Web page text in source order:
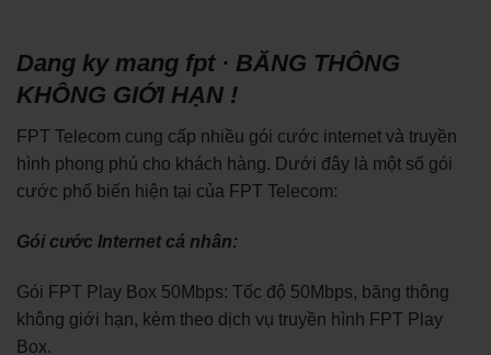
Dang ky mang fpt · BĂNG THÔNG
KHÔNG GIỚI HẠN !
FPT Telecom cung cấp nhiều gói cước internet và truyền
hình phong phú cho khách hàng. Dưới đây là một số gói
cước phổ biến hiện tại của FPT Telecom:
Gói cước Internet cá nhân:
Gói FPT Play Box 50Mbps: Tốc độ 50Mbps, băng thông
không giới hạn, kèm theo dịch vụ truyền hình FPT Play
Box.